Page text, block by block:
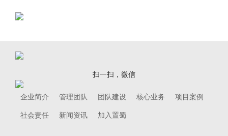
扫一扫，微信
企业简介 管理团队 团队建设 核心业务 项目案例
社会责任 新闻资讯 加入置蜀